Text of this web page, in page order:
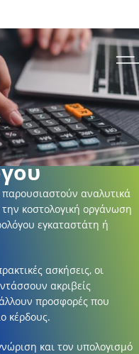
παρουσιαστούν αναλυτικά
κοστολογική οργάνωση
εγκαταστάτη ή
ασκήσεις, οι
ακριβείς
προσφορές που
κέρδους.
και τον υπολογισμό